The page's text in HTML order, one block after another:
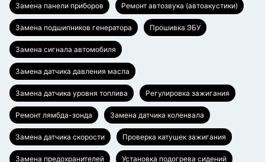
Замена панели приборов Ремонт автозвука (автоакустики)
Замена подшипников генератора Прошивка ЭБУ
Замена сигнала автомобиля
Замена датчика давления масла
Замена датчика уровня топлива Регулировка зажигания
Ремонт лямбда-зонда Замена датчика коленвала
Замена датчика скорости Проверка катушек зажигания
Замена предохранителей Установка подогрева сидений